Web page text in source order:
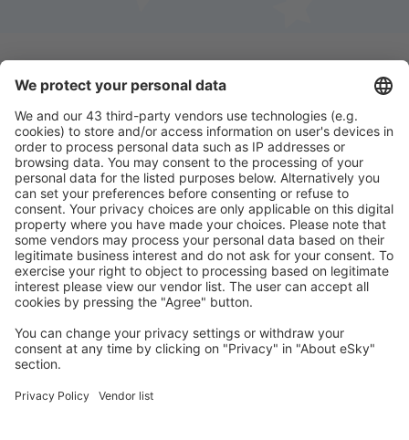
Descarga nuestra appy planifica
cómodamente tus viajes
Planifica tu viaje
Vuelos baratos
Escapadas